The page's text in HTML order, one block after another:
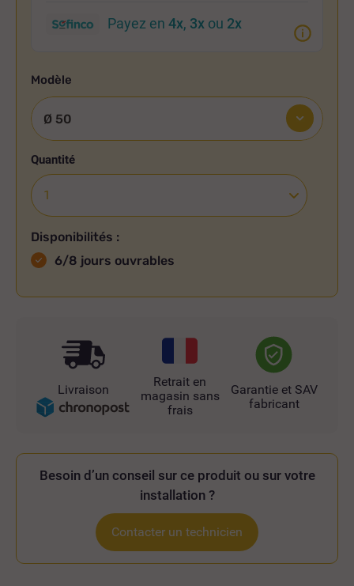
Payez en 4x, 3x ou 2x
Modèle
Quantité
Disponibilités :
6/8 jours ouvrables
Livraison
Retrait en
magasin sans
frais
Garantie et SAV
fabricant
Besoin d’un conseil sur ce produit ou sur votre
installation ?
Contacter un technicien